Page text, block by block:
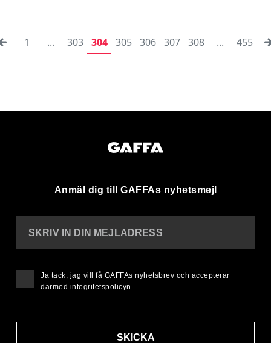
1 ... 303 304 305 306 307 308 ... 455
Anmäl dig till GAFFAs nyhetsmejl
SKRIV IN DIN MEJLADRESS
SKICKA
Ja tack, jag vill få GAFFAs nyhetsbrev och accepterar
därmed integritetspolicyn